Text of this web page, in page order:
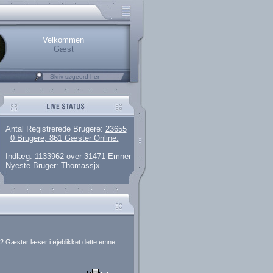
brugere
artikler og 135 guides
her.
Velkommen
Gæst
Antal Registrerede Brugere: 23655
0 Brugere, 861 Gæster Online.
Indlæg: 1133962 over 31471 Emner
Nyeste Bruger: Thomassjx
Gæster læser i øjeblikket dette emne.